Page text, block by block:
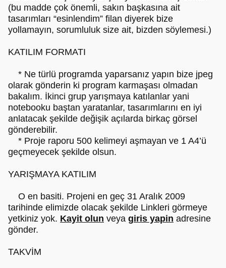
(bu madde çok önemli, sakın başkasına ait
tasarımları “esinlendim” filan diyerek bize
yollamayın, sorumluluk size ait, bizden söylemesi.)
KATILIM FORMATI
* Ne türlü programda yaparsanız yapın bize jpeg
olarak gönderin ki program karmaşası olmadan
bakalım. İkinci grup yarışmaya katılanlar yani
notebooku baştan yaratanlar, tasarımlarını en iyi
anlatacak şekilde değişik açılarda birkaç görsel
gönderebilir.
* Proje raporu 500 kelimeyi aşmayan ve 1 A4’ü
geçmeyecek şekilde olsun.
YARIŞMAYA KATILIM
O en basiti. Projeni en geç 31 Aralık 2009
tarihinde elimizde olacak şekilde Linkleri görmeye
yetkiniz yok. Kayit olun veya giris yapin adresine
gönder.
TAKVİM